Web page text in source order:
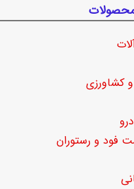
و کشاورزی
فود و رستوران